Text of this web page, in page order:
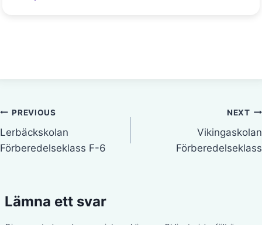
Inläggsnavigering
PREVIOUS
Lerbäckskolan
Förberedelseklass F-6
NEXT
Vikingaskolan
Förberedelseklass
Lämna ett svar